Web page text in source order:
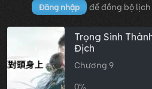
Đăng nhập để đồng bộ
Trọng Sinh
Địch
Chương 9
0%